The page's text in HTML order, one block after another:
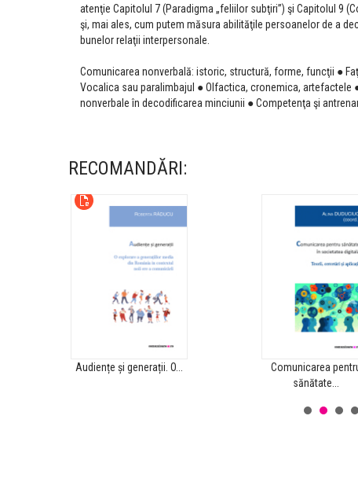
atenţie Capitolul 7 (Paradigma „feliilor subţiri”) şi Capitolul 9
şi, mai ales, cum putem măsura abilităţile persoanelor de a
bunelor relaţii interpersonale.
Comunicarea nonverbală: istoric, structură, forme, funcţii ●
Vocalica sau paralimbajul ● Olfactica, cronemica, artefactele
nonverbale în decodificarea minciunii ● Competenţa şi
RECOMANDĂRI:
Audiențe și generații. O...
Comunicarea
sănătate...